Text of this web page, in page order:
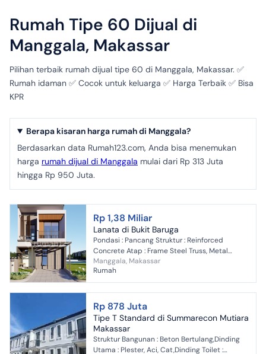
Rumah Tipe 60 Dijual di
Manggala, Makassar
Pilihan terbaik rumah dijual tipe 60 di Manggala, Makassar. ✅
Rumah idaman ✅ Cocok untuk keluarga ✅ Harga Terbaik ✅ Bisa
KPR
Berapa kisaran harga rumah di Manggala?
Berdasarkan data Rumah123.com, Anda bisa menemukan
harga rumah dijual di Manggala mulai dari Rp 313 Juta
hingga Rp 950 Juta.
Rp 1,38 Miliar
Lanata di Bukit Baruga
Pondasi : Pancang Struktur : Reinforced
Concrete Atap : Frame Steel Truss, Metal
Granul Pintu : Kusen Aluminium (Solid Engineer
& Semi Solid Engine...
Manggala, Makassar
Rumah
Rp 878 Juta
Tipe T Standard di Summarecon Mutiara
Makassar
Struktur Bangunan : Beton Bertulang,Dinding
Utama : Plester, Aci, Cat,Dinding Toilet :